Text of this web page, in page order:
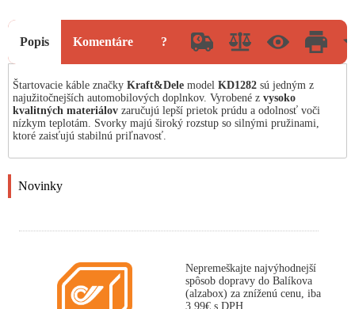
Popis Komentáre ?
Štartovacie káble značky Kraft&Dele model KD1282 sú jedným z
najužitočnejších automobilových doplnkov. Vyrobené z vysoko
kvalitných materiálov zaručujú lepší prietok prúdu a odolnosť voči
nízkym teplotám. Svorky majú široký rozstup so silnými pružinami,
ktoré zaisťujú stabilnú priľnavosť.
Novinky
Nepremeškajte najvýhodnejší
spôsob dopravy do Balíkova
(alzabox) za zníženú cenu, iba
3,99€ s DPH